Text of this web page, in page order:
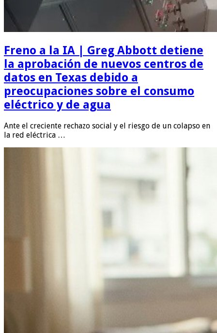
Freno a la IA | Greg Abbott detiene
la aprobación de nuevos centros de
datos en Texas debido a
preocupaciones sobre el consumo
eléctrico y de agua
Ante el creciente rechazo social y el riesgo de un colapso en
la red eléctrica …